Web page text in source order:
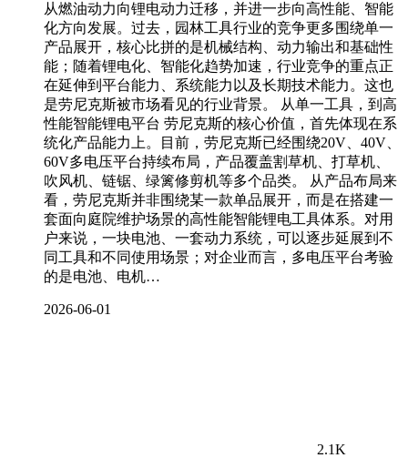
从燃油动力向锂电动力迁移，并进一步向高性能、智能
化方向发展。过去，园林工具行业的竞争更多围绕单一
产品展开，核心比拼的是机械结构、动力输出和基础性
能；随着锂电化、智能化趋势加速，行业竞争的重点正
在延伸到平台能力、系统能力以及长期技术能力。这也
是劳尼克斯被市场看见的行业背景。 从单一工具，到高
性能智能锂电平台 劳尼克斯的核心价值，首先体现在系
统化产品能力上。目前，劳尼克斯已经围绕20V、40V、
60V多电压平台持续布局，产品覆盖割草机、打草机、
吹风机、链锯、绿篱修剪机等多个品类。 从产品布局来
看，劳尼克斯并非围绕某一款单品展开，而是在搭建一
套面向庭院维护场景的高性能智能锂电工具体系。对用
户来说，一块电池、一套动力系统，可以逐步延展到不
同工具和不同使用场景；对企业而言，多电压平台考验
的是电池、电机…
2026-06-01
2.1K